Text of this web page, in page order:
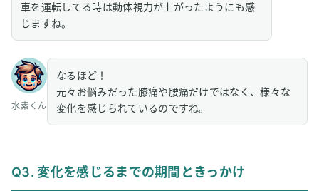
車を運転してる時は動体視力が上がったようにも感
じますね。
水素くん
なるほど！
元々お悩みだった膝痛や腰痛だけではなく、様々な
変化を感じられているのですね。
Q3. 変化を感じるまでの期間ときっかけ